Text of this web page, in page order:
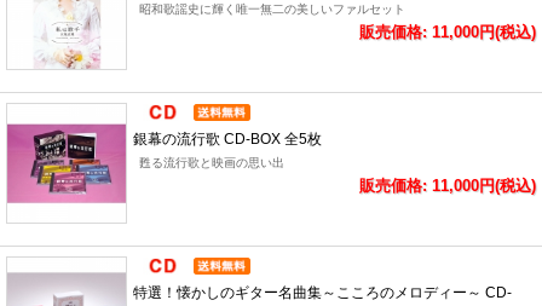
昭和歌謡史に輝く唯一無二の美しいファルセット
販売価格: 11,000円(税込)
銀幕の流行歌 CD-BOX 全5枚
甦る流行歌と映画の思い出
販売価格: 11,000円(税込)
特選！懐かしのギター名曲集～こころのメロディー～ CD-